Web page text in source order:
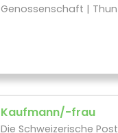
Genossenschaft | Thun
Kaufmann/-frau
Die Schweizerische Post